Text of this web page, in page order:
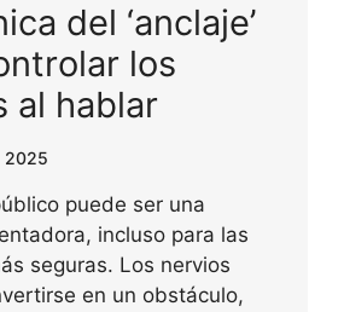
del ‘anclaje’
los
al hablar
2025
puede ser una
incluso para las
seguras. Los nervios
en un obstáculo,